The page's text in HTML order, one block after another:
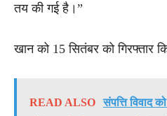
तय की गई है।”
खान को 15 सितंबर को गिरफ्तार
READ ALSO
संपत्ति विवाद